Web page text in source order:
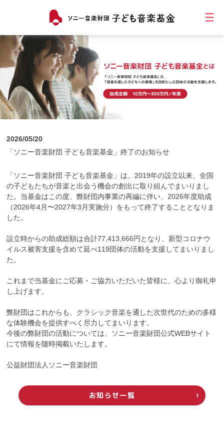
2026/05/20
「ソニー音楽財団 子ども音楽基金」終了のお知らせ
「ソニー音楽財団 子ども音楽基金」は、2019年の設立以来、全国
の子どもたちが音楽と出会う機会の創出に取り組んでまいりまし
た。当基金はこの度、弊財団内事業の再編に伴い、2026年度助成
（2026年4月〜2027年3月実施分）をもって終了することとなりま
した。
設立時からの助成総額は合計77,413,666円となり、新型コロナウ
イルス被害支援を含めて延べ119団体の活動を支援してまいりまし
た。
これまで当基金にご応募・ご協力いただいた皆様に、心より御礼申
し上げます。
弊財団はこれからも、クラシック音楽を通した次世代のための多様
な体験機会を提供すべく尽力してまいります。
今後の弊財団の活動については、ソニー音楽財団公式WEBサイト
にて情報を随時掲載いたします。
公益財団法人ソニー音楽財団
お知らせ一覧